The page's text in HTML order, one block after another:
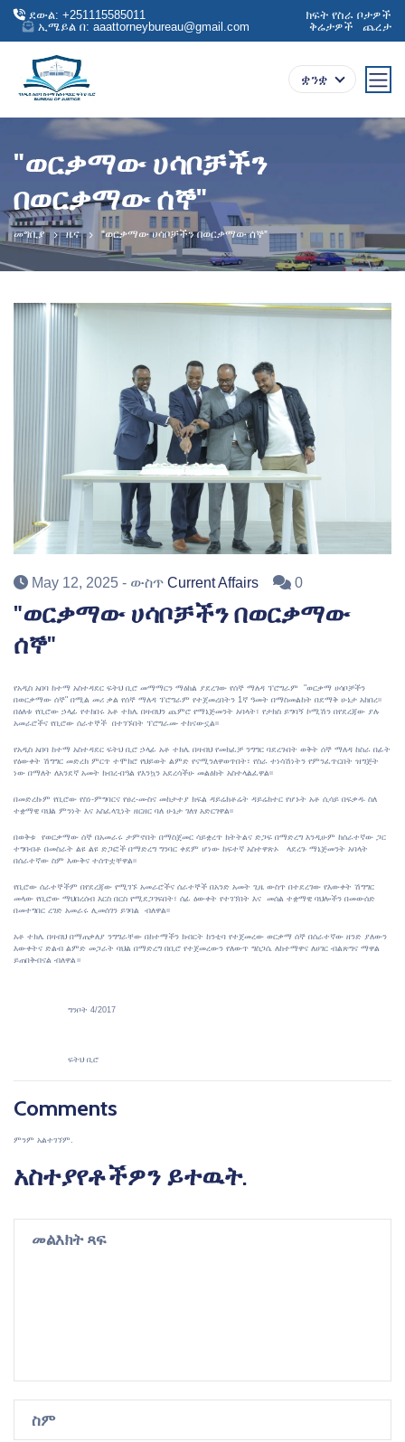
ደውል: +251115585011
ኢሜይል በ: aaattorneybureau@gmail.com
ክፍት የስራ ቦታዎች
ቅሬታዎች
ጨረታ
ቋንቋ
"ወርቃማው ሀሳቦቻችን
በወርቃማው ሰኞ"
መግቢያ ዜና "ወርቃማው ሀሳቦቻችን በወርቃማው ሰኞ"
May 12, 2025 - ውስጥ Current Affairs 0
"ወርቃማው ሀሳቦቻችን በወርቃማው
ሰኞ"
የአዲስ አበባ ከተማ አስተዳደር ፍትህ ቢሮ መማማርን ማዕከል ያደረገው የሰኞ ማለዳ ፕሮግራም "ወርቃማ ሀሳቦቻችን
በወርቃማው ሰኞ" በሚል መሪ ቃል የሰኞ ማለዳ ፕሮግራም የተጀመረበትን 1ኛ ዓመት በማስመልከት በደማቅ ሁኔታ አከበረ፡፡
በዕለቱ የቢሮው ኃላፊ የተከበሩ አቶ ተክሌ በዛብህን ጨምሮ የማኔጅመንት አባላት፣ የታክስ ይግባኝ ኮሚሽን በየደረጃው ያሉ
አመራሮችና የቢሮው ሰራተኞች በተገኙበት ፕሮግራሙ ተከናውኗል፡፡
የአዲስ አበባ ከተማ አስተዳደር ፍትህ ቢሮ ኃላፊ አቶ ተክሌ በዛብህ የመክፈቻ ንግግር ባደረጉበት ወቅት ሰኞ ማለዳ ከስራ በፊት
የዕውቀት ሽግግር መድረክ ምርጥ ተሞክሮ የህይወት ልምድ የናሚንለዋወጥበት፣ የስራ ተነሳሽነትን የምንፈጥርበት ዝግጅት
ነው በማለት ለአንደኛ አመት ክብረ-በዓል የእንኳን አደረሳችሁ መልዕክት አስተላልፈዋል፡፡
በመድረኩም የቢሮው የስነ-ምግባርና የፀረ-ሙስና መከታተያ ክፍል ዳይሬክቶሬት ዳይሬክተር የሆኑት አቶ ሲሳይ በፍቃዱ ስለ
ተቋማዊ ባህል ምንነት እና አስፈላጊነት ዘርዘር ባለ ሁኔታ ገለፃ አድርገዋል፡፡
በወቅቱ የወርቃማው ሰኞ በአመራሩ ታምኖበት በማስጀመር ሳይቋረጥ ክትትልና ድጋፍ በማድረግ እንዲሁም ከሰራተኛው ጋር
ተግባብቶ በመስራት ልዩ ልዩ ድጋፎች በማድረግ ግንባር ቀደም ሆነው ከፍተኛ አስተዋጽኦ ላደረጉ ማኔጅመንት አባላት
በሰራተኛው ስም እውቅና ተሰጥቷቸዋል፡፡
የቢሮው ሰራተኞችም በየደረጃው የሚገኙ አመራሮችና ሰራተኞች በአንድ አመት ጊዜ ውስጥ በተደረገው የእውቀት ሽግግር
መላው የቢሮው ማህበረሰብ እርስ በርስ የሚደጋገፍበት፣ ሰፊ ዕውቀት የተገኘበት እና መሰል ተቋማዊ ባህሎችን በመውሰድ
በመተግበር ረገድ አመራሩ ሊመሰገን ይገባል ብለዋል፡፡
አቶ ተክሌ በዛብህ በማጠቃለያ ንግግራቸው በከተማችን ክብርት ከንቲባ የተጀመረው ወርቃማ ሰኞ በሰራተኛው ዘንድ ያለውን
እውቀትና ድልብ ልምድ መጋራት ባህል በማድረግ በቢሮ የተጀመረውን የለውጥ ግስጋሴ ለከተማዋና ለሀገር ብልጽግና ማዋል
ይጠበቅብናል ብለዋል።
ግንቦት 4/2017
ፍትህ ቢሮ
Comments
ምንም አልተገኘም.
አስተያየቶችዎን ይተዉት.